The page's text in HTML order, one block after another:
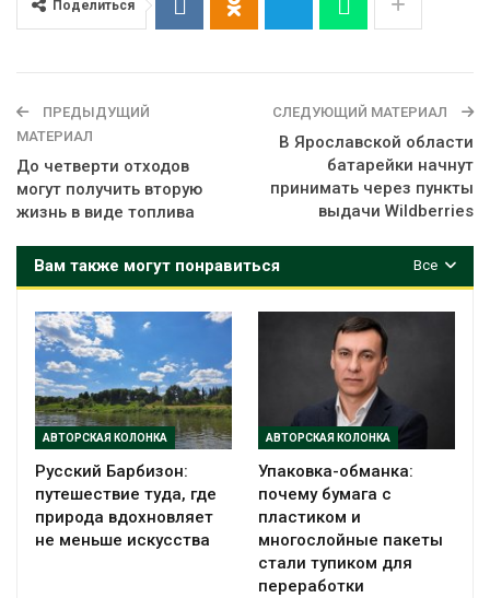
Поделиться
ПРЕДЫДУЩИЙ
МАТЕРИАЛ
До четверти отходов
могут получить вторую
жизнь в виде топлива
СЛЕДУЮЩИЙ МАТЕРИАЛ
В Ярославской области
батарейки начнут
принимать через пункты
выдачи Wildberries
Все
Вам также могут понравиться
АВТОРСКАЯ КОЛОНКА
Русский Барбизон:
путешествие туда, где
природа вдохновляет
не меньше искусства
АВТОРСКАЯ КОЛОНКА
Упаковка-обманка:
почему бумага с
пластиком и
многослойные пакеты
стали тупиком для
переработки